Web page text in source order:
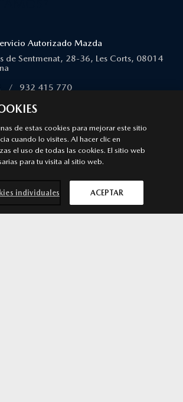
Autorizado Mazda
de Sentmenat, 28-36, Les Corts, 08014
/
932 415 770
Autorizado Mazda
/ 935 906 451
de estas cookies para mejorar este sitio
cuando lo visites. Al hacer clic en
el uso de todas las cookies. El sitio web
para tu visita al sitio web.
individuales ACEPTAR